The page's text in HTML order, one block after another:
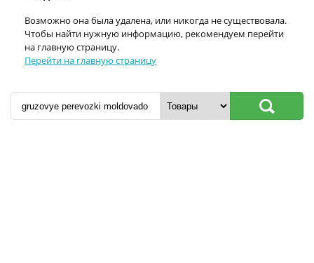
Возможно она была удалена, или никогда не существовала.
Чтобы найти нужную информацию, рекомендуем перейти
на главную страницу.
Перейти на главную страницу